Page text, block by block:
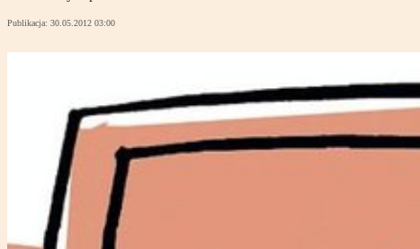
Publikacja: 30.05.2012 03:00